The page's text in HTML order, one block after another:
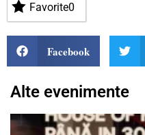
Favorite0
Facebook
Alte evenimente